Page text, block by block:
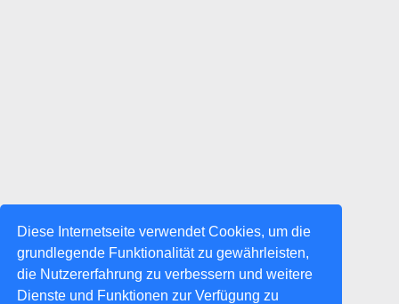
Diese Internetseite verwendet Cookies, um die
grundlegende Funktionalität zu gewährleisten,
die Nutzererfahrung zu verbessern und weitere
Dienste und Funktionen zur Verfügung zu